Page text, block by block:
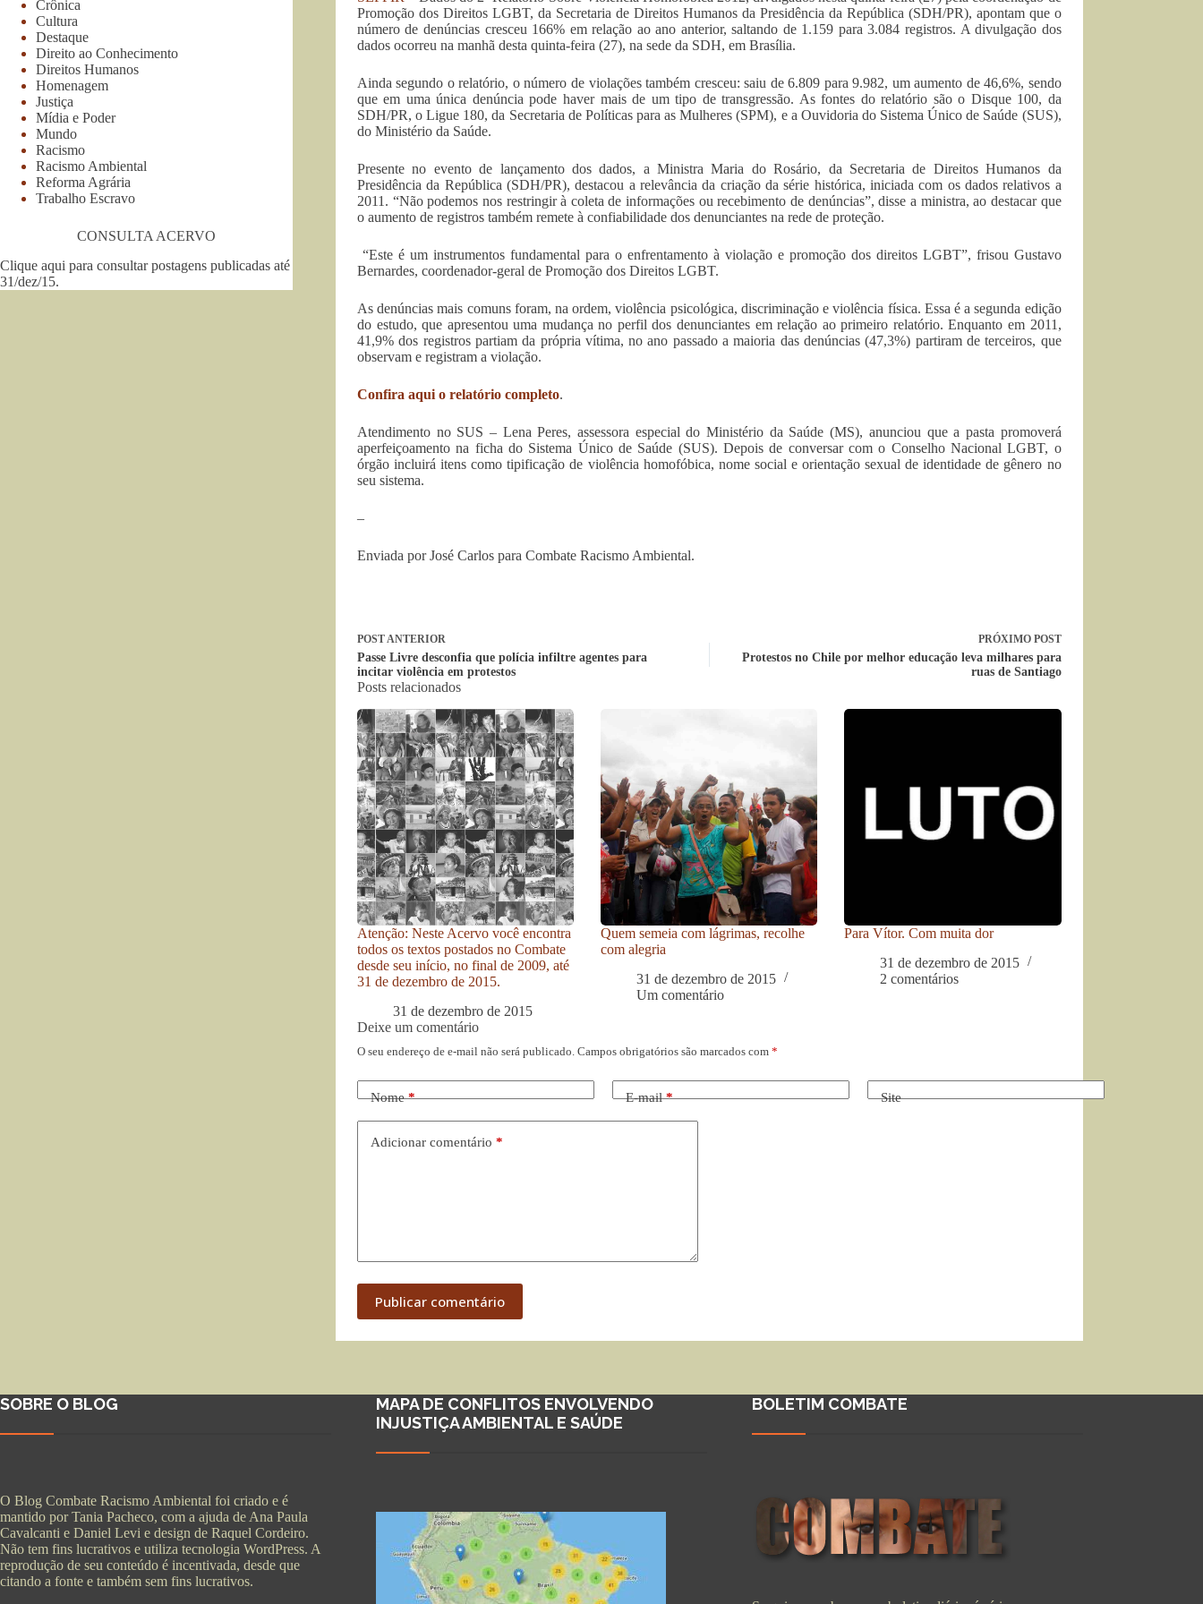
Promoção dos Direitos LGBT, da Secretaria de Direitos Humanos da Presidência da República (SDH/PR), apontam que o
número de denúncias cresceu 166% em relação ao ano anterior, saltando de 1.159 para 3.084 registros. A divulgação dos
dados ocorreu na manhã desta quinta-feira (27), na sede da SDH, em Brasília.
Ainda segundo o relatório, o número de violações também cresceu: saiu de 6.809 para 9.982, um aumento de 46,6%, sendo
que em uma única denúncia pode haver mais de um tipo de transgressão. As fontes do relatório são o Disque 100, da
SDH/PR, o Ligue 180, da Secretaria de Políticas para as Mulheres (SPM), e a Ouvidoria do Sistema Único de Saúde (SUS),
do Ministério da Saúde.
Presente no evento de lançamento dos dados, a Ministra Maria do Rosário, da Secretaria de Direitos Humanos da
Presidência da República (SDH/PR), destacou a relevância da criação da série histórica, iniciada com os dados relativos a
2011. “Não podemos nos restringir à coleta de informações ou recebimento de denúncias”, disse a ministra, ao destacar que
o aumento de registros também remete à confiabilidade dos denunciantes na rede de proteção.
“Este é um instrumentos fundamental para o enfrentamento à violação e promoção dos direitos LGBT”, frisou Gustavo
Bernardes, coordenador-geral de Promoção dos Direitos LGBT.
As denúncias mais comuns foram, na ordem, violência psicológica, discriminação e violência física. Essa é a segunda edição
do estudo, que apresentou uma mudança no perfil dos denunciantes em relação ao primeiro relatório. Enquanto em 2011,
41,9% dos registros partiam da própria vítima, no ano passado a maioria das denúncias (47,3%) partiram de terceiros, que
observam e registram a violação.
Confira aqui o relatório completo.
Atendimento no SUS – Lena Peres, assessora especial do Ministério da Saúde (MS), anunciou que a pasta promoverá
aperfeiçoamento na ficha do Sistema Único de Saúde (SUS). Depois de conversar com o Conselho Nacional LGBT, o
órgão incluirá itens como tipificação de violência homofóbica, nome social e orientação sexual de identidade de gênero no
seu sistema.
–
Enviada por José Carlos para Combate Racismo Ambiental.
POSTANTERIOR
Passe Livre desconfia que polícia infiltre agentes para
incitar violência em protestos
PRÓXIMO POST
Protestos no Chile por melhor educação leva milhares para
ruas de Santiago
Posts relacionados
Atenção: Neste Acervo você encontra
todos os textos postados no Combate
desde seu início, no final de 2009, até
31 de dezembro de 2015.
31 de dezembro de 2015
Quem semeia com lágrimas, recolhe
com alegria
31 de dezembro de 2015
Um comentário
Para Vítor. Com muita dor
31 de dezembro de 2015
2 comentários
Deixe um comentário
O seu endereço de e-mail não será publicado. Campos obrigatórios são marcados com *
Nome* E-mail* Site
Adicionar comentário *
Publicar comentário
Crônica
Cultura
Destaque
Direito ao Conhecimento
Direitos Humanos
Homenagem
Justiça
Mídia e Poder
Mundo
Racismo
Racismo Ambiental
Reforma Agrária
Trabalho Escravo
CONSULTA ACERVO
Clique aqui para consultar postagens publicadas até
31/dez/15.
SOBRE O BLOG
O Blog Combate Racismo Ambiental foi criado e é
mantido por Tania Pacheco, com a ajuda de Ana Paula
Cavalcanti e Daniel Levi e design de Raquel Cordeiro.
Não tem fins lucrativos e utiliza tecnologia WordPress. A
reprodução de seu conteúdo é incentivada, desde que
citando a fonte e também sem fins lucrativos.
MAPA DE CONFLITOS ENVOLVENDO
INJUSTIÇA AMBIENTAL E SAÚDE
BOLETIM COMBATE